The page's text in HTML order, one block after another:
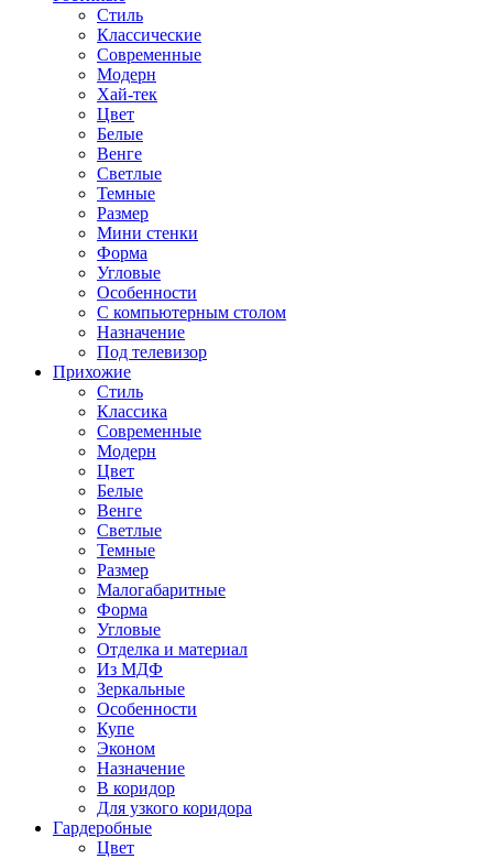
Стиль
Классические
Современные
Модерн
Хай-тек
Цвет
Белые
Венге
Светлые
Темные
Размер
Мини стенки
Форма
Угловые
Особенности
С компьютерным столом
Назначение
Под телевизор
Прихожие
Стиль
Классика
Современные
Модерн
Цвет
Белые
Венге
Светлые
Темные
Размер
Малогабаритные
Форма
Угловые
Отделка и материал
Из МДФ
Зеркальные
Особенности
Купе
Эконом
Назначение
В коридор
Для узкого коридора
Гардеробные
Цвет